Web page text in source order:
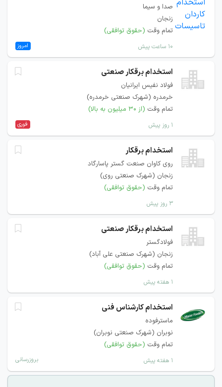
صدا و سیما
زنجان
تمام وقت (حقوق توافقی)
۱۰ ساعت پیش امروز
استخدام برقکار صنعتی
فولاد نفیس ایرانیان
خرمدره (شهرک صنعتی خرمدره)
تمام وقت (از ۳۰ میلیون به بالا)
۱ روز پیش فوری
استخدام برقکار
روی کاوان صنعت گستر پاسارگاد
زنجان (شهرک صنعتی روی)
تمام وقت (حقوق توافقی)
۳ روز پیش
استخدام برقکار صنعتی
فولادگستر
زنجان (شهرک صنعتی علی آباد)
تمام وقت (حقوق توافقی)
۱ هفته پیش
استخدام کارشناس فنی
ماسترفوده
نوبران (شهرک صنعتی نوبران)
تمام وقت (حقوق توافقی)
۱ هفته پیش بروزرسانی